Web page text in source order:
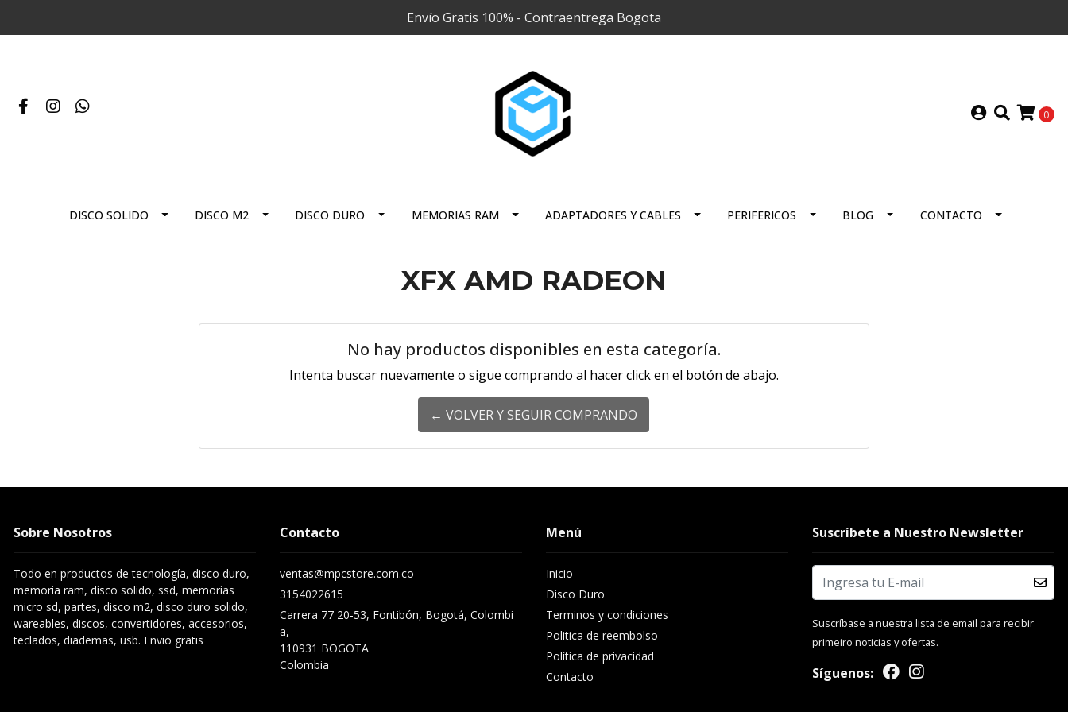
Envío Gratis 100% - Contraentrega Bogota
0
DISCO SOLIDO DISCO M2 DISCO DURO MEMORIAS RAM ADAPTADORES Y CABLES PERIFERICOS BLOG CONTACTO
XFX AMD RADEON
No hay productos disponibles en esta categoría.
Intenta buscar nuevamente o sigue comprando al hacer click en el botón de abajo.
← VOLVER Y SEGUIR COMPRANDO
Sobre Nosotros
Todo en productos de tecnología, disco duro,
memoria ram, disco solido, ssd, memorias
micro sd, partes, disco m2, disco duro solido,
wareables, discos, convertidores, accesorios,
teclados, diademas, usb. Envio gratis
Contacto
ventas@mpcstore.com.co
3154022615
Carrera 77 20-53, Fontibón, Bogotá, Colombi
a,
110931 BOGOTA
Colombia
Menú
Inicio
Disco Duro
Terminos y condiciones
Politica de reembolso
Política de privacidad
Contacto
Suscríbete a Nuestro Newsletter
Suscríbase a nuestra lista de email para recibir
primeiro noticias y ofertas.
Síguenos: